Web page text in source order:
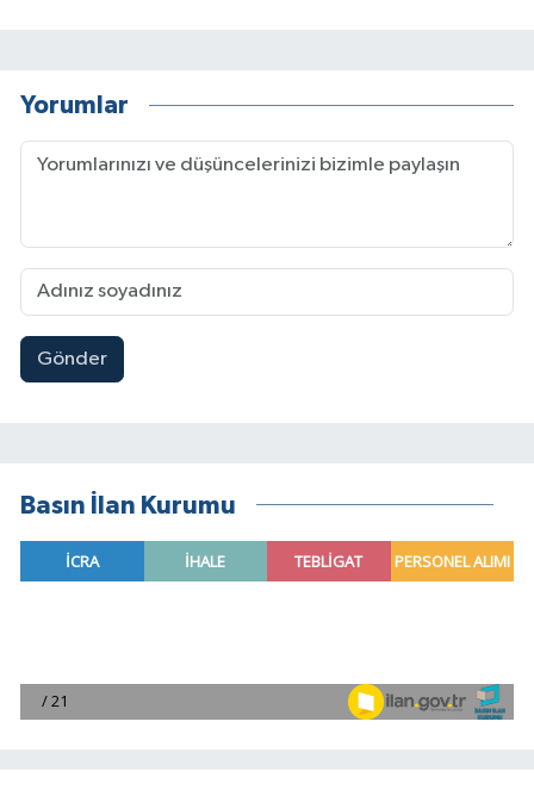
Yorumlar
Gönder
Basın İlan Kurumu